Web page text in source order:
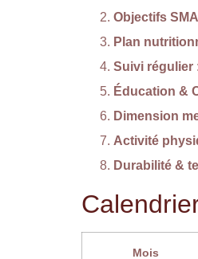
Objectifs
Plan
Suivi régulier
Éducation &
Dimension
Activité
Durabilité &
Mois